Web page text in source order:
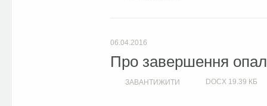
06.04.2016
Про завершення
ЗАВАНТИЖИТИ DOCX 19.39 КБ